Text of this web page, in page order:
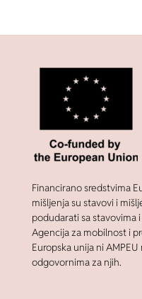
Financirano sredstvima
mišljenja su stavovi i
podudarati sa stavovima
Agencija za mobilnost i
Europska unija ni
odgovornima za njih.